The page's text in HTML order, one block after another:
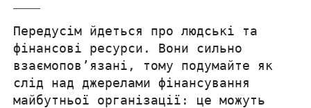
Передусім йдеться про людські та
фінансові ресурси. Вони сильно
взаємопов’язані, тому подумайте як
слід над джерелами фінансування
майбутньої організації: це можуть